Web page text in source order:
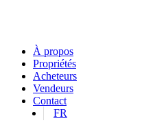
À propos
Propriétés
Acheteurs
Vendeurs
Contact
FR